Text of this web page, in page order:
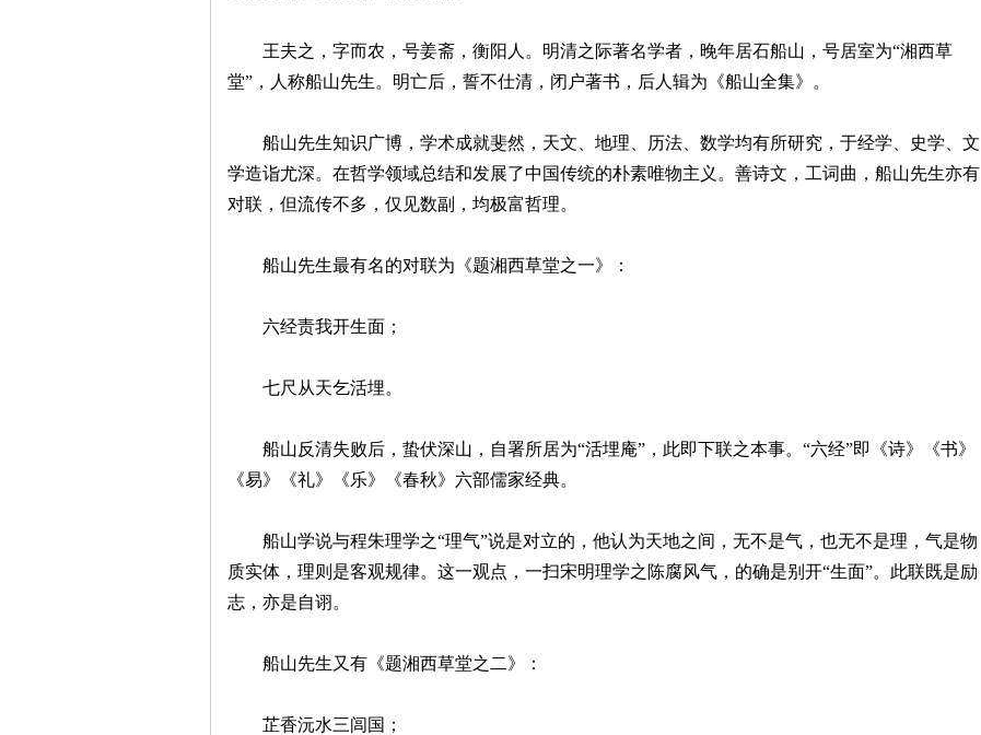
王夫之，字而农，号姜斋，衡阳人。明清之际著名学者，晚年居石船山，号居室为“湘西草
堂”，人称船山先生。明亡后，誓不仕清，闭户著书，后人辑为《船山全集》。
船山先生知识广博，学术成就斐然，天文、地理、历法、数学均有所研究，于经学、史学、文
学造诣尤深。在哲学领域总结和发展了中国传统的朴素唯物主义。善诗文，工词曲，船山先生亦有
对联，但流传不多，仅见数副，均极富哲理。
船山先生最有名的对联为《题湘西草堂之一》：
六经责我开生面；
七尺从天乞活埋。
船山反清失败后，蛰伏深山，自署所居为“活埋庵”，此即下联之本事。“六经”即《诗》《书》
《易》《礼》《乐》《春秋》六部儒家经典。
船山学说与程朱理学之“理气”说是对立的，他认为天地之间，无不是气，也无不是理，气是物
质实体，理则是客观规律。这一观点，一扫宋明理学之陈腐风气，的确是别开“生面”。此联既是励
志，亦是自诩。
船山先生又有《题湘西草堂之二》：
芷香沅水三闾国；